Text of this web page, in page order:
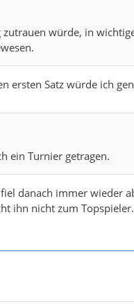
zutrauen würde, in
ersten Satz würde ich
ein Turnier getragen.
danach immer wieder
ihn nicht zum Topspieler.